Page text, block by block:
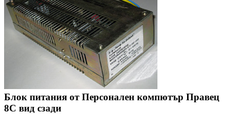
Блок питания от Персонален компютър Правец
8С вид сзади